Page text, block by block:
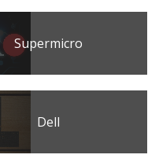
Supermicro
Dell